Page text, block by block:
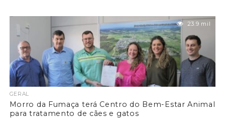
23.9 mil
GERAL
Morro da Fumaça terá Centro do Bem-Estar Animal
para tratamento de cães e gatos